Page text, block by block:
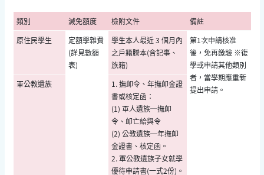
類別 減免額度 檢附文件
備註
原住民學生
定額學雜費
(詳見數額
表)
學生本人最近 3 個月內
之戶籍謄本(含記事、
族籍)
第1次申請核准
後，免再繳驗 ※復
學或申請其他類別
者，當學期應重新
提出申請。
軍公教遺族
1. 撫卹令、年撫卹金證
書或核定函：
(1) 軍人遺族─撫卹
令、卹亡給與令
(2) 公教遺族─年撫卹
金證書、核定函。
2. 軍公教遺族子女就學
優待申請書(一式2份)。